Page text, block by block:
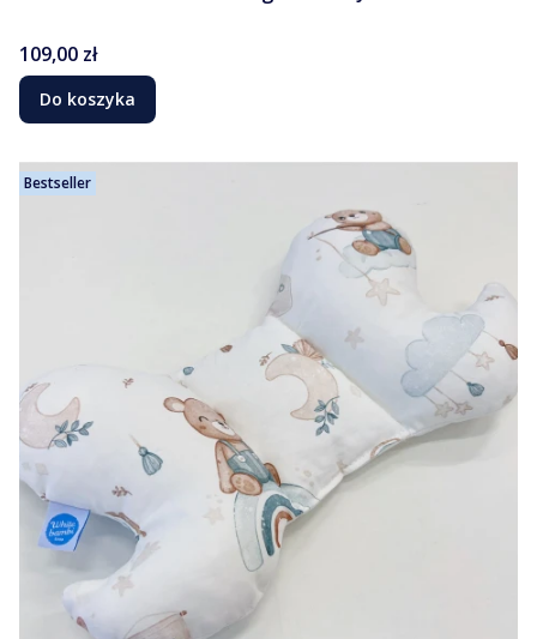
Cena
109,00 zł
Do koszyka
Bestseller